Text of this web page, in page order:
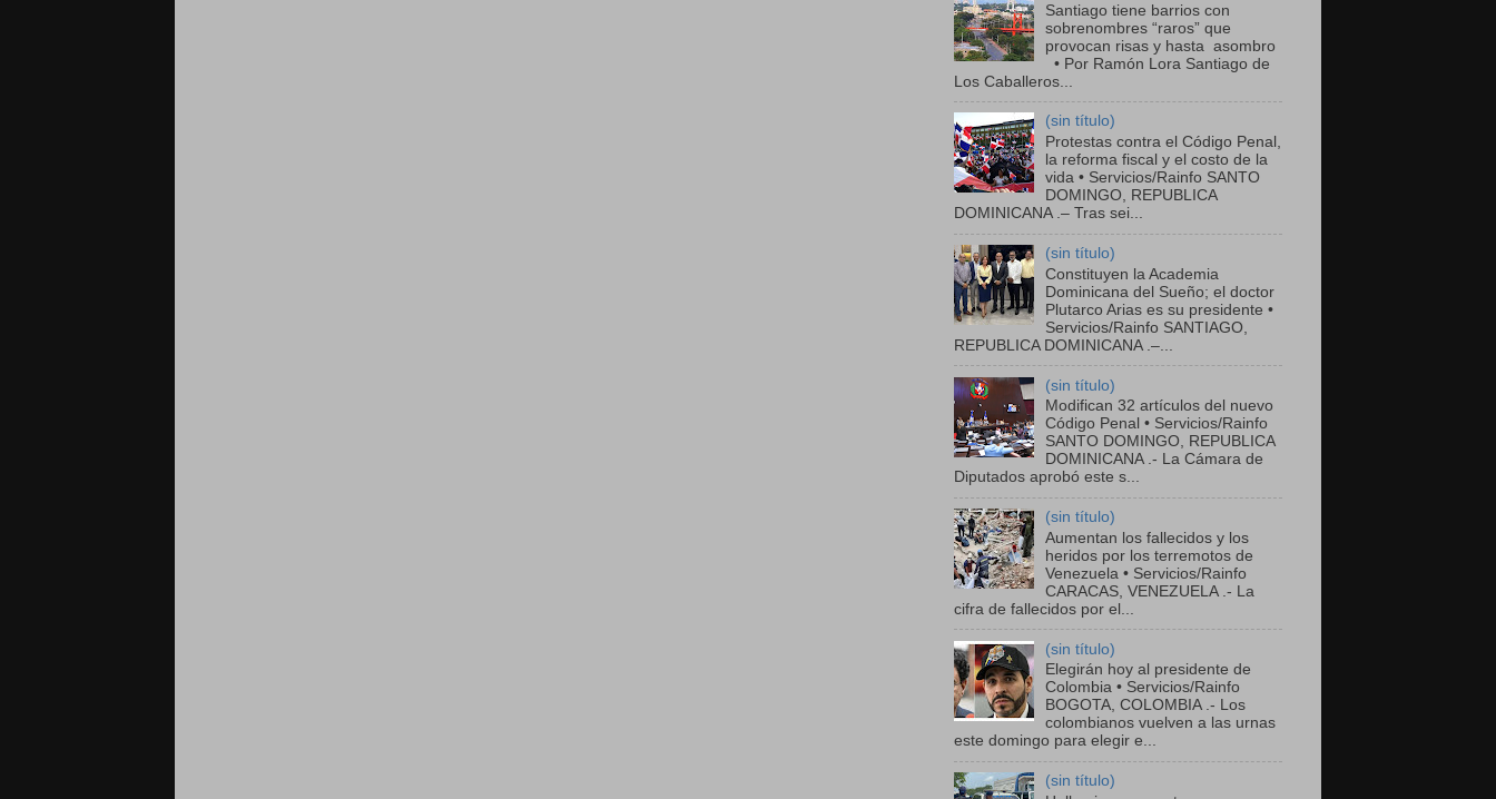
Santiago tiene barrios con
sobrenombres “raros” que
provocan risas y hasta asombro
• Por Ramón Lora Santiago de
Los Caballeros...
(sin título)
Protestas contra el Código Penal,
la reforma fiscal y el costo de la
vida • Servicios/Rainfo SANTO
DOMINGO, REPUBLICA
DOMINICANA .– Tras sei...
(sin título)
Constituyen la Academia
Dominicana del Sueño; el doctor
Plutarco Arias es su presidente •
Servicios/Rainfo SANTIAGO,
REPUBLICA DOMINICANA .–...
(sin título)
Modifican 32 artículos del nuevo
Código Penal • Servicios/Rainfo
SANTO DOMINGO, REPUBLICA
DOMINICANA .- La Cámara de
Diputados aprobó este s...
(sin título)
Aumentan los fallecidos y los
heridos por los terremotos de
Venezuela • Servicios/Rainfo
CARACAS, VENEZUELA .- La
cifra de fallecidos por el...
(sin título)
Elegirán hoy al presidente de
Colombia • Servicios/Rainfo
BOGOTA, COLOMBIA .- Los
colombianos vuelven a las urnas
este domingo para elegir e...
(sin título)